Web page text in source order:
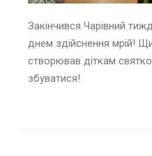
Закінчився Чарівний
днем здійснення мрій!
створював діткам
збуватися!